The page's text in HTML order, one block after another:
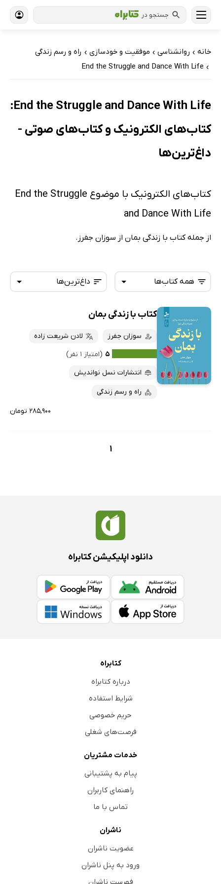
جستجو در
خانه › روانشناسی › موفقیت و خودسازی › راه و رسم زندگی
›
End the Struggle and Dance With Life
End the Struggle and Dance With Life:
کتاب‌های الکترونیک و کتاب‌های صوتی -
داغ‌ترین‌ها
کتاب‌های الکترونیک با موضوع End the Struggle
and Dance With Life
از جمله کتاب با زندگی بمان از سوزان جفرز.
داغ‌ترین‌ها
تازه‌ها
داغ‌ترین‌ها
پرفروش‌ها
پربحث‌ها
ارزان ترین‌ها
همه کتاب‌ها
همه کتاب‌ها
کتاب‌های صوتی
کتاب‌های متنی
کتاب با زندگی بمان
سوزان جفرز
لادن شریعت زاده
۵ (امتیاز ۱ نفر)
انتشارات نسل نواندیش
راه و رسم زندگی
۲۸۵,۹۰۰ تومان
1
دانلود اپلیکیشن کتابراه
کتابراه
درباره کتابراه
شرایط استفاده
حریم خصوصی
فرصت‌های شغلی
خدمات مشتریان
پیام به پشتیبانی
راهنمای کاربران
تماس با ما
ناشران
عضویت ناشران
ورود به پنل ناشران